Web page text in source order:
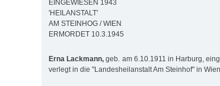
EINGEWIESEN 1943
'HEILANSTALT'
AM STEINHOG / WIEN
ERMORDET 10.3.1945
Erna Lackmann, geb. am 6.10.1911 in Harburg,
verlegt in die "Landesheilanstalt Am Steinhof" in